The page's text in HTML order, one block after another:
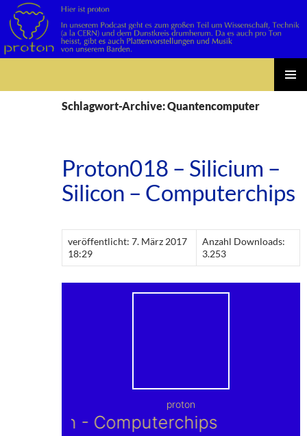
Schlagwort-Archive: Quantencomputer
Proton018 – Silicium –
Silicon – Computerchips
veröffentlicht: 7. März 2017
18:29
Anzahl Downloads:
3.253